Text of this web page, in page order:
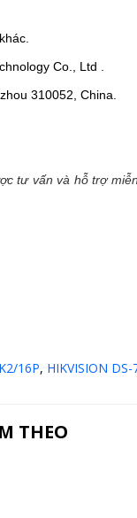
Co., Ltd .
310052, China.
tư vấn và hỗ trợ
16P, HIKVISION
THEO